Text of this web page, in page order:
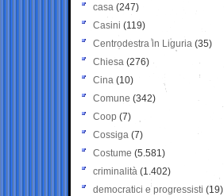
casa (247)
Casini (119)
Centrodestra in Liguria (35)
Chiesa (276)
Cina (10)
Comune (342)
Coop (7)
Cossiga (7)
Costume (5.581)
criminalità (1.402)
democratici e progressisti (19)